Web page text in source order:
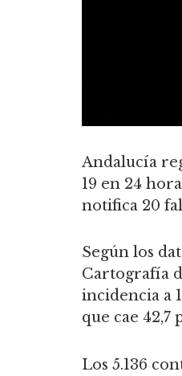
Andalucía
19 en 24
notifica 20
Según los
Cartografía
incidencia a
que cae 42,7
Los 5.136